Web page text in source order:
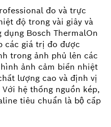
đo và trực
độ trong vài giây và
Bosch ThermalOn
các giá trị đo được
trong ảnh phủ lên các
ảnh cảm biến nhiệt
lượng cao và định vị
hệ thống nguồn kép,
tiêu chuẩn là bộ cấp